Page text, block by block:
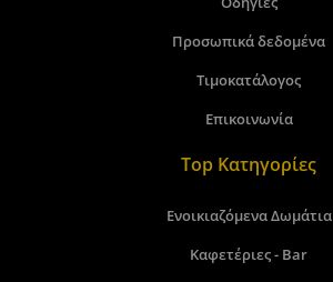
Προσωπικά δεδομένα
Τιμοκατάλογος
Επικοινωνία
Top Κατηγορίες
Ενοικιαζόμενα Δωμάτια
Καφετέριες - Bar